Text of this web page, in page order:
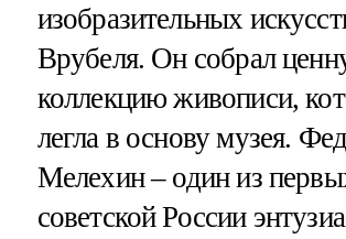
изобразительных
Врубеля. Он собрал
коллекцию живописи,
легла в основу музея.
Мелехин – один из
советской России